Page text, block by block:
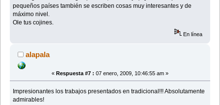
pequeños países también se escriben cosas muy interesantes y de
máximo nivel.
Ole tus cojines.
En línea
alapala
« Respuesta #7 : 07 enero, 2009, 10:46:55 am »
Impresionantes los trabajos presentados en tradicional!!! Absolutamente
admirables!